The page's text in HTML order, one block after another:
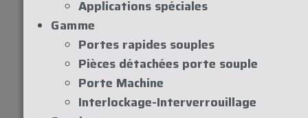
Applications spéciales
Gamme
Portes rapides souples
Pièces détachées porte souple
Porte Machine
Interlockage-Interverrouillage